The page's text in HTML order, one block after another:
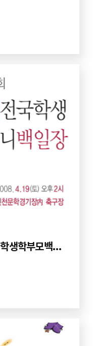
제23회(2008년) 새얼전국학생학부모백일장